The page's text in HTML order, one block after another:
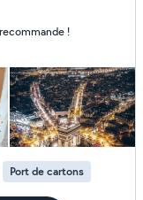
Port de cartons